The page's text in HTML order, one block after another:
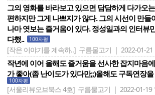
그의 영화를 바라보고 있으면 담담하게 다가오
편하지만 그게 나쁘지가 않다. 그의 시선이 만들
나마 엿보는 즐거움이 있다. 정성일과의 인터뷰
다했..
100자평
[작은 이야기를 계속하..] 구름물고기 | 2022-01-21
작년에 이어 올해도 즐거움을 선사한 잡지마음
가 좋아(좀 난이도가 있다만;;)올해도 구독연장
100자평
[서울리뷰오브북스 4호] 구름물고기 | 2022-01-19